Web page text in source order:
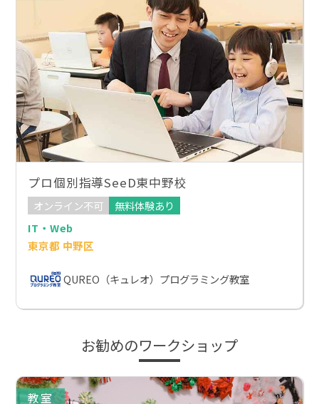
プロ個別指導SeeD東中野校
オンライン不可
無料体験あり
IT・Web
東京都 中野区
QUREO（キュレオ）プログラミング教室
お勧めのワークショップ
教室